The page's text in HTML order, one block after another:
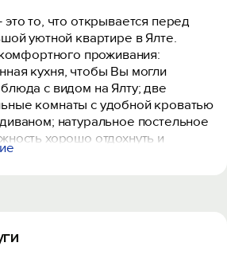
то, что открывается перед
уютной квартире в Ялте.
проживания:
кухня, чтобы Вы могли
с видом на Ялту; две
комнаты с удобной кроватью
натуральное постельное
хорошо отдохнуть и
основных
Ялты и набережной вам